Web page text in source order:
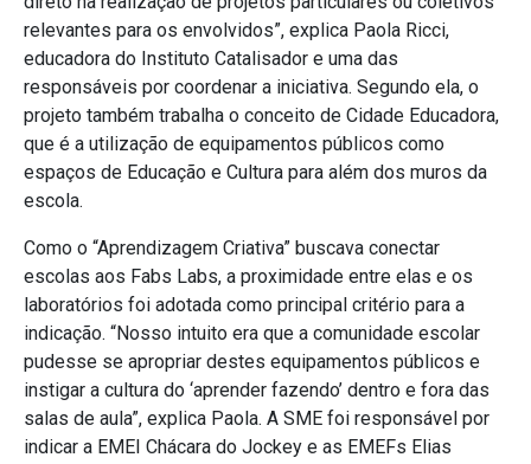
relevantes para os envolvidos”, explica Paola Ricci,
educadora do Instituto Catalisador e uma das
responsáveis por coordenar a iniciativa. Segundo ela, o
projeto também trabalha o conceito de Cidade Educadora,
que é a utilização de equipamentos públicos como
espaços de Educação e Cultura para além dos muros da
escola.
Como o “Aprendizagem Criativa” buscava conectar
escolas aos Fabs Labs, a proximidade entre elas e os
laboratórios foi adotada como principal critério para a
indicação. “Nosso intuito era que a comunidade escolar
pudesse se apropriar destes equipamentos públicos e
instigar a cultura do ‘aprender fazendo’ dentro e fora das
salas de aula”, explica Paola. A SME foi responsável por
indicar a EMEI Chácara do Jockey e as EMEFs Elias